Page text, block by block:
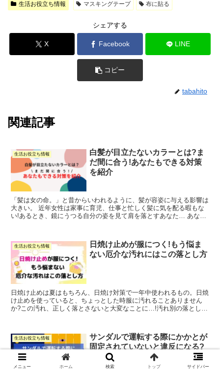
生活お役立ち情報 マスキングテープ 布に貼る
シェアする
X Facebook LINE
コピー
tabahito
関連記事
生活お役立ち情報
白髪が目立たないカラーとは?ま
だ間に合う!あなたもできる対策
を紹介
「髪は女の命。」と昔からいわれるように、髪が容姿に与える影響は
大きい。 近年女性は家事に育児、仕事と忙しく髪に気を配る暇もな
い!あるとき、鏡にうつる自分の姿を見て肩を落とすあなた… あなた
生活お役立ち情報
日焼け止めが服につく!もう悩ま
ない厄介な汚れにはこの落とし方
日焼け止めは夏はもちろん、日焼け対策で一年中使われるもの。日焼
け止めを使っていると、ちょっとした時服に汚れることありません
か?この汚れ、正しく落とさないと大変なことに…!汚れ別の落とし方
生活お役立ち情報
サンダルで運転する際にかかとが
固定されていないと違反になる?
メニュー ホーム 検索 トップ サイドバー